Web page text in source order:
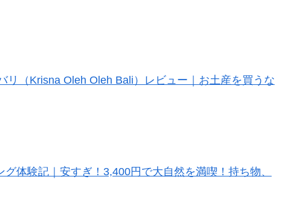
リ（Krisna Oleh Oleh Bali）レビュー｜お土産を買うな
体験記｜安すぎ！3,400円で大自然を満喫！持ち物、